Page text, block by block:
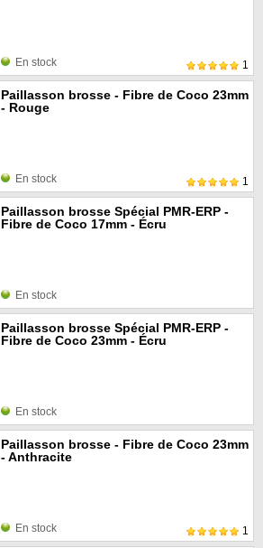
1
En stock
Paillasson brosse - Fibre de Coco 23mm
- Rouge
1
En stock
Paillasson brosse Spécial PMR-ERP -
Fibre de Coco 17mm - Écru
En stock
Paillasson brosse Spécial PMR-ERP -
Fibre de Coco 23mm - Écru
En stock
Paillasson brosse - Fibre de Coco 23mm
- Anthracite
1
En stock